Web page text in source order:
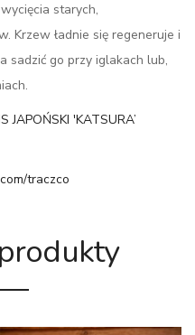
starych,
Krzew ładnie się regeneruje i
sadzić go przy iglakach lub,
JAPOŃSKI 'KATSURA’
traczco